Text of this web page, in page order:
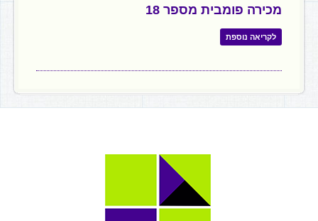
מכירה פומבית מספר 18
לקריאה נוספת